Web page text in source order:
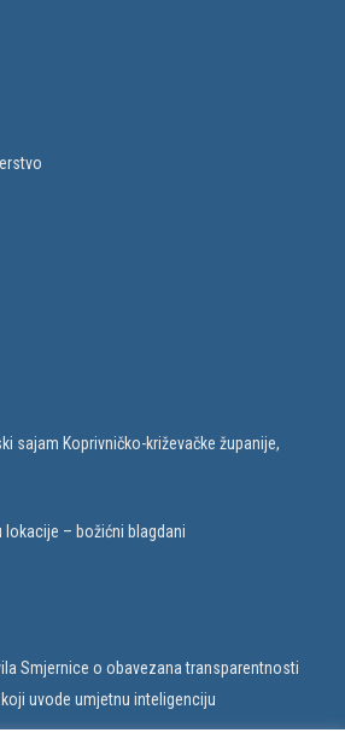
sajam Koprivničko-križevačke županije,
– božićni blagdani
Smjernice o obavezana transparentnosti
uvode umjetnu inteligenciju